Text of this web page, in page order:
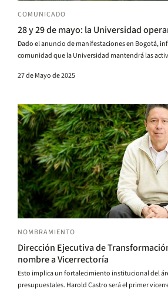
COMUNICADO
28 y 29 de mayo: la Universidad
Dado el anuncio de manifestaciones en Bogotá,
comunidad que la Universidad mantendrá las
27 de Mayo de 2025
NOMBRAMIENTO
Dirección Ejecutiva de
nombre a Vicerrectoría
Esto implica un fortalecimiento institucional del
presupuestales. Harold Castro será el primer